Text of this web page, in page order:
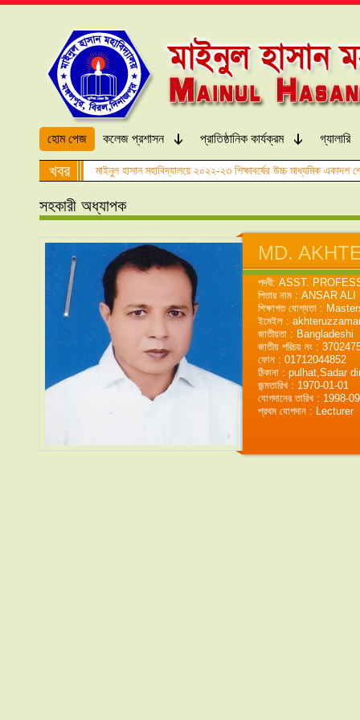
হোম পেজ কলেজ প্রশাসন প্রাতিষ্ঠানিক কার্যক্রম গ্যালারি
খবর মাইনুল হাসান মহাবিদ্যালয়ে ২০২২-২৩ শিক্ষাবর্ষের উচ্চ মাধ্যমিক
সহকারী অধ্যাপক
MD.
পদবী: ASST.
পিতার নাম : ANSAR ALI
শিক্ষাগত যোগ্যতা :
ইমেইল :
জাতীয়তা : Bangladeshi
জাতীয় পরিচয় নং :
ফোন : 01712044852
ঠিকানা : pulhat,Sadar
জন্মতারিখ : 1970-01-01
যোগদানের তারিখ : 1998-
প্রথম যোগদান : Lecturer